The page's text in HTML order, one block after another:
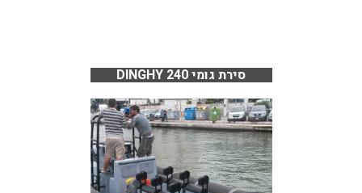
סירת גומי DINGHY 240